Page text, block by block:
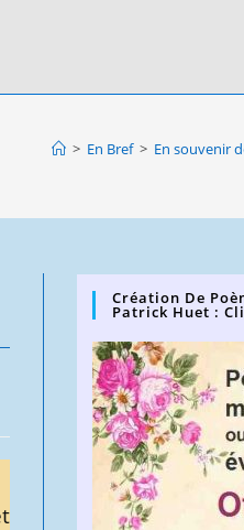
> En Bref > En souvenir
Création De
Patrick Huet :